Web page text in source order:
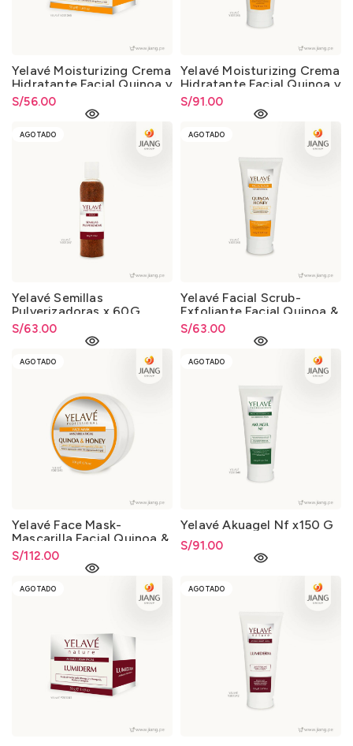
Yelavé Moisturizing Crema
Hidratante Facial Quinoa y
Honey 50g
S/56.00
Yelavé Moisturizing Crema
Hidratante Facial Quinoa y
Honey 150g
S/91.00
AGOTADO
Yelavé Semillas
Pulverizadoras x 60G
S/63.00
AGOTADO
Yelavé Facial Scrub-
Exfoliante Facial Quinoa &
Honey 150 G
S/63.00
AGOTADO
Yelavé Face Mask-
Mascarilla Facial Quinoa &
Honey 200g
S/112.00
AGOTADO
Yelavé Akuagel Nf x150 G
S/91.00
AGOTADO AGOTADO